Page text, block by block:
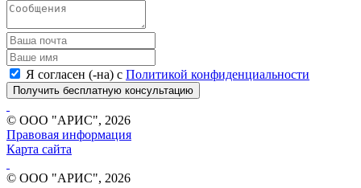
Я согласен (-на) с Политикой конфиденциальности
Получить бесплатную консультацию
© ООО "АРИС", 2026
Правовая информация
Карта сайта
© ООО "АРИС", 2026